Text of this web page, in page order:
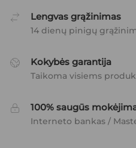
Lengvas grąžinimas
14 dienų pinigų
Kokybės garantija
Taikoma visiems
100% saugūs
Interneto bankas /